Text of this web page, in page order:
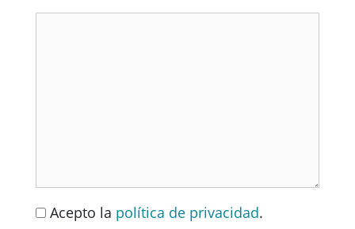
Acepto la política de privacidad.